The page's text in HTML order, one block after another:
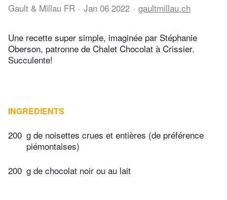
Gault & Millau FR Jan 06 2022 gaultmillau.ch
Une recette super simple, imaginée par Stéphanie
Oberson, patronne de Chalet Chocolat à Crissier.
Succulente!
INGREDIENTS
200 g de noisettes crues et entières (de préférence
piémontaises)
200 g de chocolat noir ou au lait